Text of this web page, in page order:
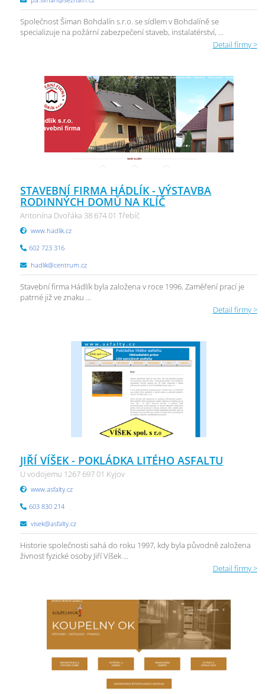
Společnost Šiman Bohdalín s.r.o. se sídlem v Bohdalíně se
specializuje na požární zabezpečení staveb, instalatérství, ...
Detail firmy >
STAVEBNÍ FIRMA HÁDLÍK - VÝSTAVBA
RODINNÝCH DOMŮ NA KLÍČ
Antonína Dvořáka 38 674 01 Třebíč
www.hadlik.cz
602 723 316
hadlik@centrum.cz
Stavební firma Hádlík byla založena v roce 1996. Zaměření prací je
patrné již ve znaku ...
Detail firmy >
JIŘÍ VÍŠEK - POKLÁDKA LITÉHO ASFALTU
U vodojemu 1267 697 01 Kyjov
www.asfalty.cz
603 830 214
visek@asfalty.cz
Historie společnosti sahá do roku 1997, kdy byla původně založena
živnost fyzické osoby Jiří Víšek ...
Detail firmy >